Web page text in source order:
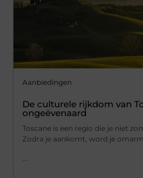
Aanbiedingen
De culturele rijkdom van
ongeëvenaard
Toscane is een regio die je niet
Zodra je aankomt, word je